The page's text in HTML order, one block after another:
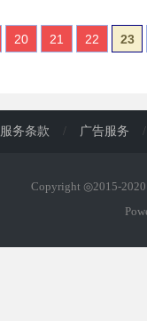
20 21 22 23
服务条款 / 广告服务 /
Copyright ◎2015-